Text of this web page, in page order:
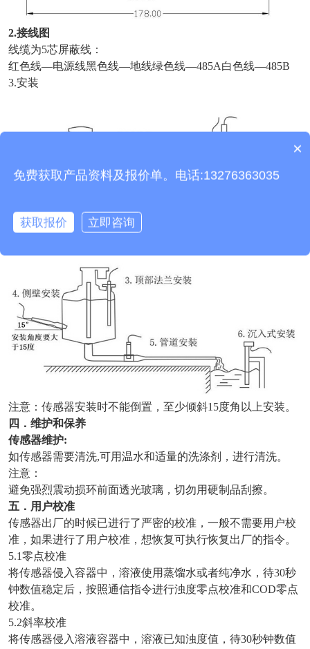
2.接线图
线缆为5芯屏蔽线：
红色线—电源线黑色线—地线绿色线—485A白色线—485B
3.安装
注意：传感器安装时不能倒置，至少倾斜15度角以上安装。
四．维护和保养
传感器维护:
如传感器需要清洗,可用温水和适量的洗涤剂，进行清洗。
注意：
避免强烈震动损环前面透光玻璃，切勿用硬制品刮擦。
五．用户校准
传感器出厂的时候已进行了严密的校准，一般不需要用户校
准，如果进行了用户校准，想恢复可执行恢复出厂的指令。
5.1零点校准
将传感器侵入容器中，溶液使用蒸馏水或者纯净水，待30秒
钟数值稳定后，按照通信指令进行浊度零点校准和COD零点
校准。
5.2斜率校准
将传感器侵入溶液容器中，溶液已知浊度值，待30秒钟数值
产品包含安装吗？
×
免费获取产品资料及报价单。电话:13276363035
获取报价 立即咨询